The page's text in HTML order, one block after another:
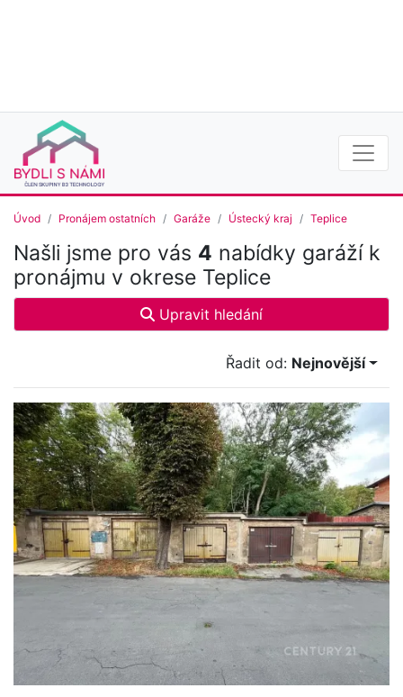
Úvod Pronájem ostatních Garáže Ústecký kraj Teplice
Našli jsme pro vás 4 nabídky garáží k
pronájmu v okrese Teplice
Upravit hledání
Řadit od: Nejnovější